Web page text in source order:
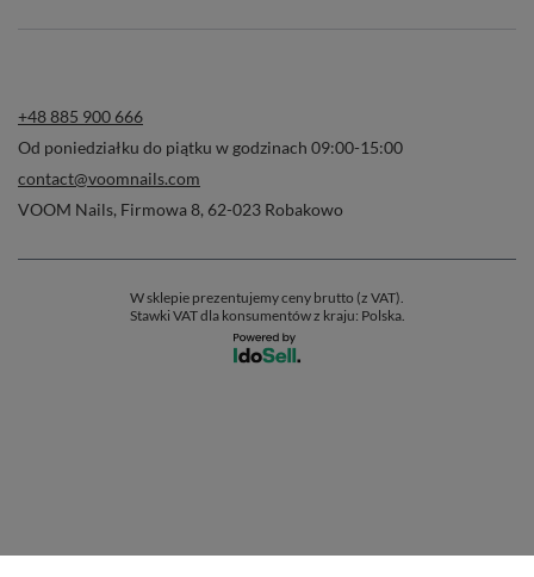
+48 885 900 666
Od poniedziałku do piątku w godzinach 09:00-15:00
contact@voomnails.com
VOOM Nails, Firmowa 8, 62-023 Robakowo
W sklepie prezentujemy ceny brutto (z VAT).
Stawki VAT dla konsumentów z kraju: Polska.